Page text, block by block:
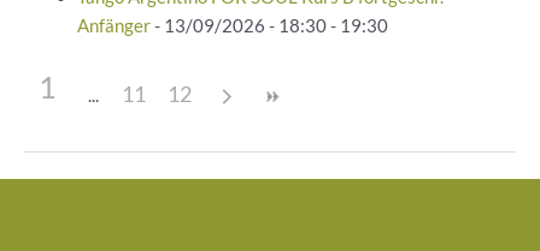
Anfänger- 13/09/2026 - 18:30 - 19:30
1 11 12